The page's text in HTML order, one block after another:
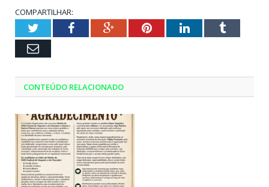
COMPARTILHAR:
TwitterFacebookGoogle+PinterestLinkedInTumblr
Email
CONTEÚDO RELACIONADO